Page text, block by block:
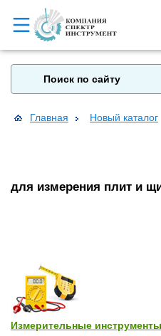
Главная Новый каталог
для измерения плит и
Измерительные инструменты